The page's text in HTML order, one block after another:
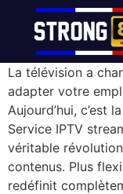
La télévision a
adapter votre
Aujourd’hui, c’est
Service IPTV
véritable
contenus. Plus
redéfinit